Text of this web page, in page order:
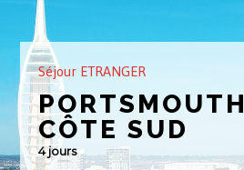
Séjour ETRANGER
PORTSMOUTH
CÔTE SUD
4 jours